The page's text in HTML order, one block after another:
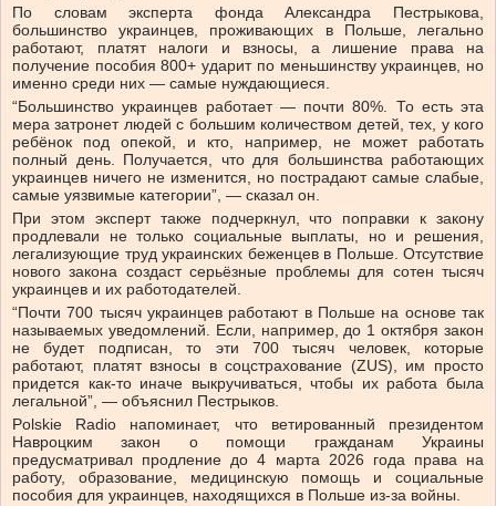
По словам эксперта фонда Александра Пестрыкова,
большинство украинцев, проживающих в Польше, легально
работают, платят налоги и взносы, а лишение права на
получение пособия 800+ ударит по меньшинству украинцев, но
именно среди них — самые нуждающиеся.
“Большинство украинцев работает — почти 80%. То есть эта
мера затронет людей с большим количеством детей, тех, у кого
ребёнок под опекой, и кто, например, не может работать
полный день. Получается, что для большинства работающих
украинцев ничего не изменится, но пострадают самые слабые,
самые уязвимые категории”, — сказал он.
При этом эксперт также подчеркнул, что поправки к закону
продлевали не только социальные выплаты, но и решения,
легализующие труд украинских беженцев в Польше. Отсутствие
нового закона создаст серьёзные проблемы для сотен тысяч
украинцев и их работодателей.
“Почти 700 тысяч украинцев работают в Польше на основе так
называемых уведомлений. Если, например, до 1 октября закон
не будет подписан, то эти 700 тысяч человек, которые
работают, платят взносы в соцстрахование (ZUS), им просто
придется как-то иначе выкручиваться, чтобы их работа была
легальной”, — объяснил Пестрыков.
Polskie Radio напоминает, что ветированный президентом
Навроцким закон о помощи гражданам Украины
предусматривал продление до 4 марта 2026 года права на
работу, образование, медицинскую помощь и социальные
пособия для украинцев, находящихся в Польше из-за войны.